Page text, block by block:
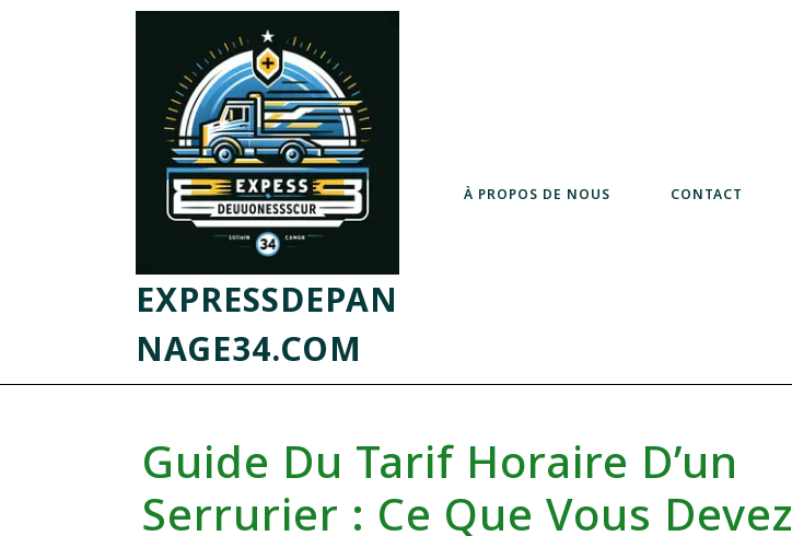
EXPRESSDEPAN
NAGE34.COM
À PROPOS DE NOUS CONTACT
Guide Du Tarif Horaire D’un
Serrurier : Ce Que Vous Devez